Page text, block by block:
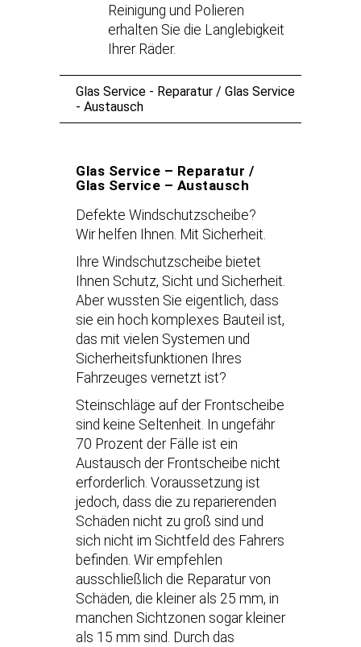
Reinigung und Polieren
erhalten Sie die Langlebigkeit
Ihrer Räder.
Glas Service - Reparatur / Glas Service
- Austausch
Glas Service – Reparatur /
Glas Service – Austausch
Defekte Windschutzscheibe?
Wir helfen Ihnen. Mit Sicherheit.
Ihre Windschutzscheibe bietet
Ihnen Schutz, Sicht und Sicherheit.
Aber wussten Sie eigentlich, dass
sie ein hoch komplexes Bauteil ist,
das mit vielen Systemen und
Sicherheitsfunktionen Ihres
Fahrzeuges vernetzt ist?
Steinschläge auf der Frontscheibe
sind keine Seltenheit. In ungefähr
70 Prozent der Fälle ist ein
Austausch der Frontscheibe nicht
erforderlich. Voraussetzung ist
jedoch, dass die zu reparierenden
Schäden nicht zu groß sind und
sich nicht im Sichtfeld des Fahrers
befinden. Wir empfehlen
ausschließlich die Reparatur von
Schäden, die kleiner als 25 mm, in
manchen Sichtzonen sogar kleiner
als 15 mm sind. Durch das